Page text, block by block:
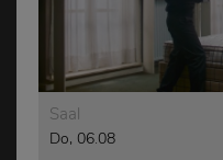
Saal
Do, 06.08